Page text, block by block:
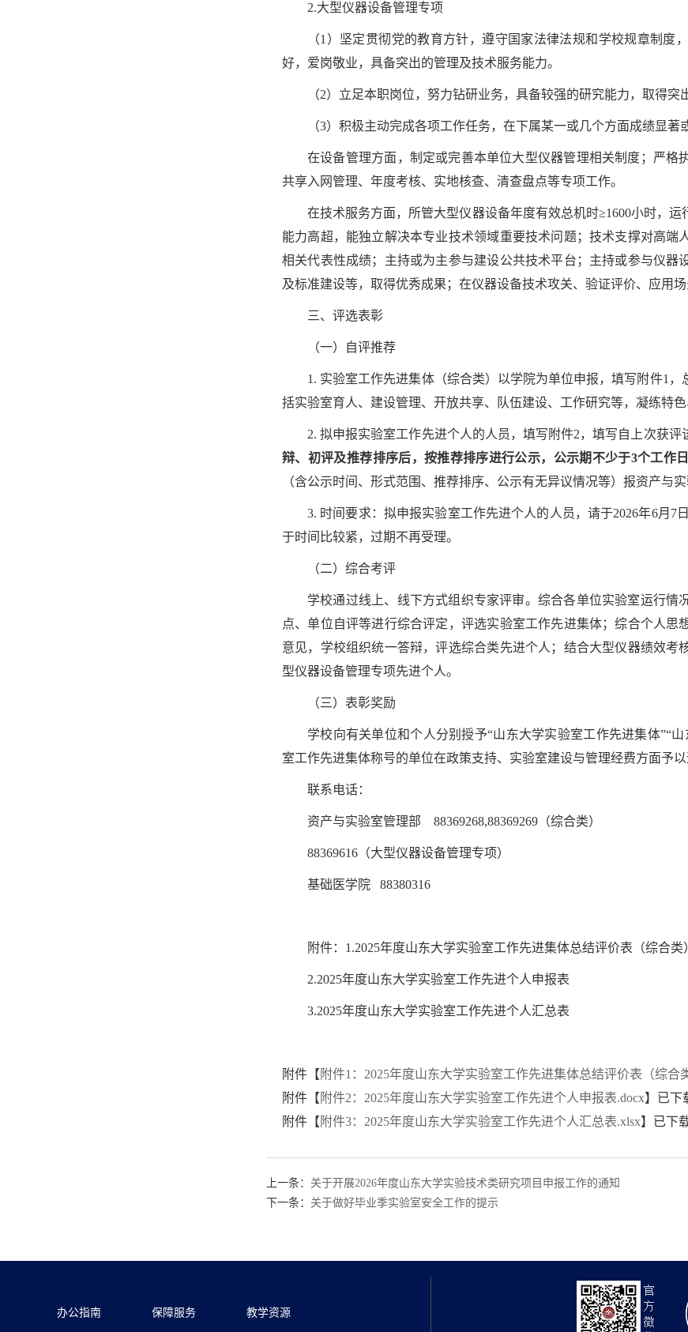
2.大型仪器设备管理专项
（1）坚定贯彻党的教育方针，遵守国家法律法规和学校规章制
好，爱岗敬业，具备突出的管理及技术服务能力。
（2）立足本职岗位，努力钻研业务，具备较强的研究能力，取得突
（3）积极主动完成各项工作任务，在下属某一或几个方面成绩显著
在设备管理方面，制定或完善本单位大型仪器管理相关制度；严格
共享入网管理、年度考核、实地核查、清查盘点等专项工作。
在技术服务方面，所管大型仪器设备年度有效总机时≥1600小时，
能力高超，能独立解决本专业技术领域重要技术问题；技术支撑对高端
相关代表性成绩；主持或为主参与建设公共技术平台；主持或参与仪器
及标准建设等，取得优秀成果；在仪器设备技术攻关、验证评价、应用
三、评选表彰
（一）自评推荐
1. 实验室工作先进集体（综合类）以学院为单位申报，填写附件1
括实验室育人、建设管理、开放共享、队伍建设、工作研究等，凝练特色
2. 拟申报实验室工作先进个人的人员，填写附件2，填写自上次获评
辩、初评及推荐排序后，按推荐排序进行公示，公示期不少于3个工作日
（含公示时间、形式范围、推荐排序、公示有无异议情况等）报资产与实
3. 时间要求：拟申报实验室工作先进个人的人员，请于2026年6月7
于时间比较紧，过期不再受理。
（二）综合考评
学校通过线上、线下方式组织专家评审。综合各单位实验室运行
点、单位自评等进行综合评定，评选实验室工作先进集体；综合个人
意见，学校组织统一答辩，评选综合类先进个人；结合大型仪器绩效考
型仪器设备管理专项先进个人。
（三）表彰奖励
学校向有关单位和个人分别授予“山东大学实验室工作先进集体”“
室工作先进集体称号的单位在政策支持、实验室建设与管理经费方面予以
联系电话：
资产与实验室管理部 88369268,88369269（综合类）
88369616（大型仪器设备管理专项）
基础医学院 88380316
附件：1.2025年度山东大学实验室工作先进集体总结评价表（综合类
2.2025年度山东大学实验室工作先进个人申报表
3.2025年度山东大学实验室工作先进个人汇总表
附件【 附件1：2025年度山东大学实验室工作先进集体总结评价表（综合
附件【 附件2：2025年度山东大学实验室工作先进个人申报表.docx】已下
附件【 附件3：2025年度山东大学实验室工作先进个人汇总表.xlsx】已下
上一条： 关于开展2026年度山东大学实验技术类研究项目申报工作的通知
下一条： 关于做好毕业季实验室安全工作的提示
办公指南 保障服务 教学资源